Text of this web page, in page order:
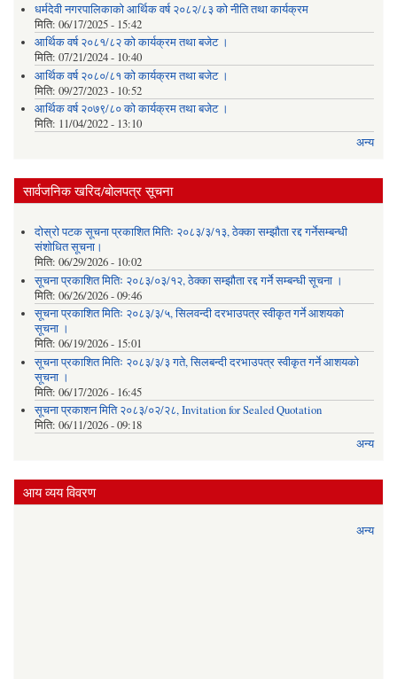
धर्मदेवी नगरपालिकाको आर्थिक वर्ष २०८२/८३ को नीति तथा कार्यक्रम
मिति: 06/17/2025 - 15:42
आर्थिक वर्ष २०८१/८२ को कार्यक्रम तथा बजेट ।
मिति: 07/21/2024 - 10:40
आर्थिक वर्ष २०८०/८१ को कार्यक्रम तथा बजेट ।
मिति: 09/27/2023 - 10:52
आर्थिक वर्ष २०७९/८० को कार्यक्रम तथा बजेट ।
मिति: 11/04/2022 - 13:10
अन्य
सार्वजनिक खरिद/बोलपत्र सूचना
दोस्रो पटक सूचना प्रकाशित मितिः २०८३/३/१३, ठेक्का सम्झौता रद्द गर्नेसम्बन्धी
संशोधित सूचना।
मिति: 06/29/2026 - 10:02
सूचना प्रकाशित मितिः २०८३/०३/१२, ठेक्का सम्झौता रद्द गर्ने सम्बन्धी सूचना ।
मिति: 06/26/2026 - 09:46
सूचना प्रकाशित मितिः २०८३/३/५, सिलवन्दी दरभाउपत्र स्वीकृत गर्ने आशयको
सूचना ।
मिति: 06/19/2026 - 15:01
सूचना प्रकाशित मितिः २०८३/३/३ गते, सिलबन्दी दरभाउपत्र स्वीकृत गर्ने आशयको
सूचना ।
मिति: 06/17/2026 - 16:45
सूचना प्रकाशन मिति २०८३/०२/२८, Invitation for Sealed Quotation
मिति: 06/11/2026 - 09:18
अन्य
आय व्यय विवरण
अन्य